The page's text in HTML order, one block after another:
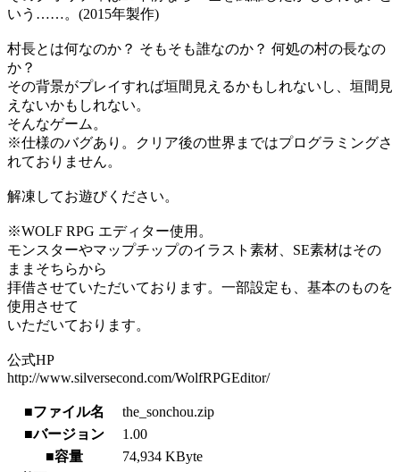
いう……。(2015年製作)
村長とは何なのか？ そもそも誰なのか？ 何処の村の長なの
か？
その背景がプレイすれば垣間見えるかもしれないし、垣間見
えないかもしれない。
そんなゲーム。
※仕様のバグあり。クリア後の世界まではプログラミングさ
れておりません。
解凍してお遊びください。
※WOLF RPG エディター使用。
モンスターやマップチップのイラスト素材、SE素材はその
ままそちらから
拝借させていただいております。一部設定も、基本のものを
使用させて
いただいております。
公式HP
http://www.silversecond.com/WolfRPGEditor/
■ファイル名
the_sonchou.zip
■バージョン
1.00
■容量
74,934 KByte